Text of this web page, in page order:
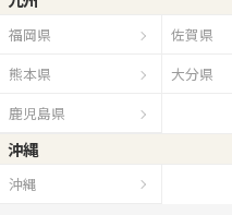
福岡県 佐賀県
熊本県
大分県
鹿児島県
沖縄
沖縄